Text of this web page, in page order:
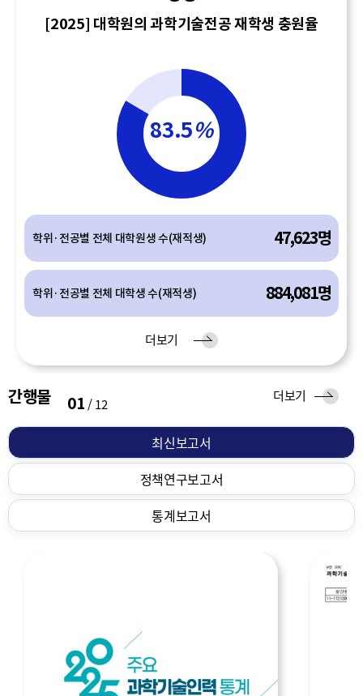
[2025] 대학원의 과학기술전공 재학생 충원율
83.5%
학위·전공별 전체 대학원생 수(재적생) 47,623명
학위·전공별 전체 대학생 수(재적생) 884,081명
유
더보기
간행물 01/12
최신보고서
정책연구보고서
통계보고서
간
물
더보기